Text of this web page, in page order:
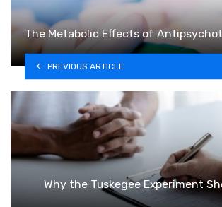
The Metabolic Effects of
PREVIOUS ARTICLE
Why the Tuskegee Experiment